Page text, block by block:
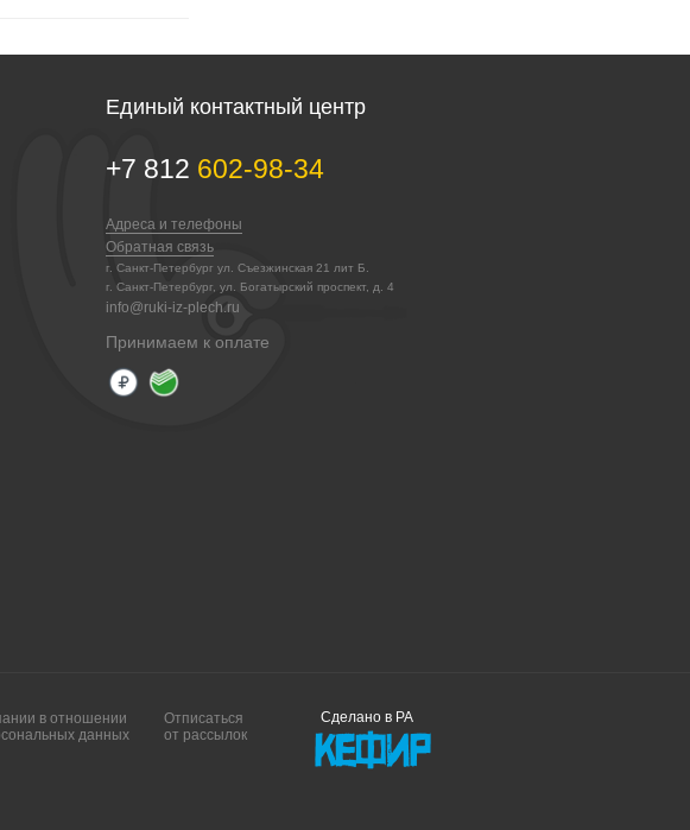
Единый контактный центр
+7 812 602-98-34
Адреса и телефоны
Обратная связь
г. Санкт-Петербург ул. Съезжинская 21 лит Б.
г. Санкт-Петербург, ул. Богатырский проспект, д. 4
info@ruki-iz-plech.ru
Принимаем к оплате
в отношении
данных
Отписаться
от рассылок
Сделано в РА